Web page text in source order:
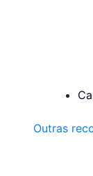
Outras